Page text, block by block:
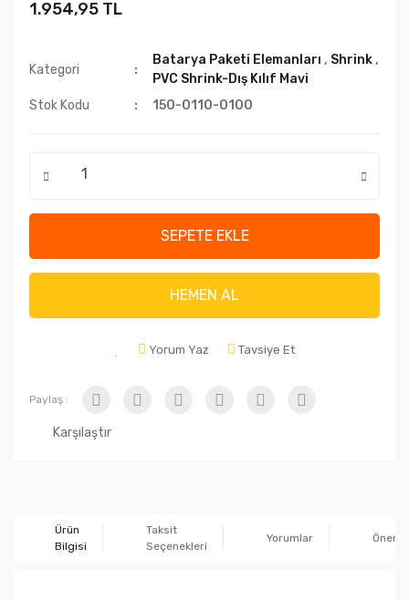
1.954,95 TL
Kategori
Batarya Paketi Elemanları , Shrink,
PVC Shrink-Dış Kılıf Mavi
Stok Kodu
150-0110-0100
SEPETE EKLE
HEMEN AL
Yorum Yaz Tavsiye Et
Paylaş :
Karşılaştır
Ürün
Bilgisi
Taksit
Seçenekleri
Yorumlar